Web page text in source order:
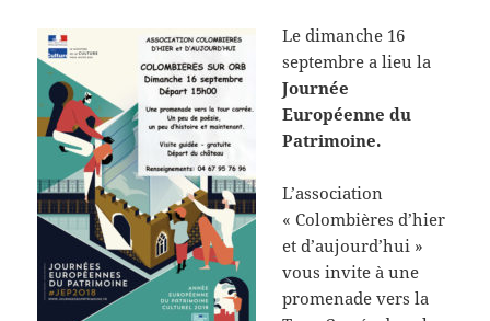
Le dimanche 16
septembre a lieu la
Journée
Européenne du
Patrimoine.
L’association
« Colombières d’hier
et d’aujourd’hui »
vous invite à une
promenade vers la